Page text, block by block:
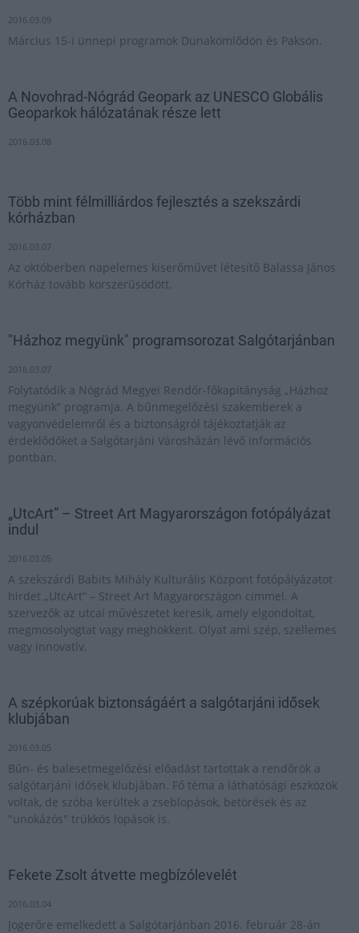
2016.03.09
Március 15-i ünnepi programok Dunakömlődön és Pakson.
A Novohrad-Nógrád Geopark az UNESCO Globális
Geoparkok hálózatának része lett
2016.03.08
Több mint félmilliárdos fejlesztés a szekszárdi
kórházban
2016.03.07
Az októberben napelemes kiserőművet létesítő Balassa János
Kórház tovább korszerűsödött.
"Házhoz megyünk" programsorozat Salgótarjánban
2016.03.07
Folytatódik a Nógrád Megyei Rendőr-főkapitányság „Házhoz
megyünk” programja. A bűnmegelőzési szakemberek a
vagyonvédelemről és a biztonságról tájékoztatják az
érdeklődőket a Salgótarjáni Városházán lévő információs
pontban.
„UtcArt” – Street Art Magyarországon fotópályázat
indul
2016.03.05
A szekszárdi Babits Mihály Kulturális Központ fotópályázatot
hirdet „UtcArt” – Street Art Magyarországon címmel. A
szervezők az utcai művészetet keresik, amely elgondoltat,
megmosolyogtat vagy meghökkent. Olyat ami szép, szellemes
vagy innovatív.
A szépkorúak biztonságáért a salgótarjáni idősek
klubjában
2016.03.05
Bűn- és balesetmegelőzési előadást tartottak a rendőrök a
salgótarjáni idősek klubjában. Fő téma a láthatósági eszközök
voltak, de szóba kerültek a zseblopások, betörések és az
"unokázós" trükkös lopások is.
Fekete Zsolt átvette megbízólevelét
2016.03.04
Jogerőre emelkedett a Salgótarjánban 2016. február 28-án